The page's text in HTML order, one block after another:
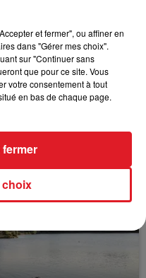
HOMICIDE
APRÈS LA...
le logement servait
et fermer", ou affiner en
dans "Gérer mes choix".
sur "Continuer sans
que pour ce site. Vous
votre consentement à tout
en bas de chaque page.
choix